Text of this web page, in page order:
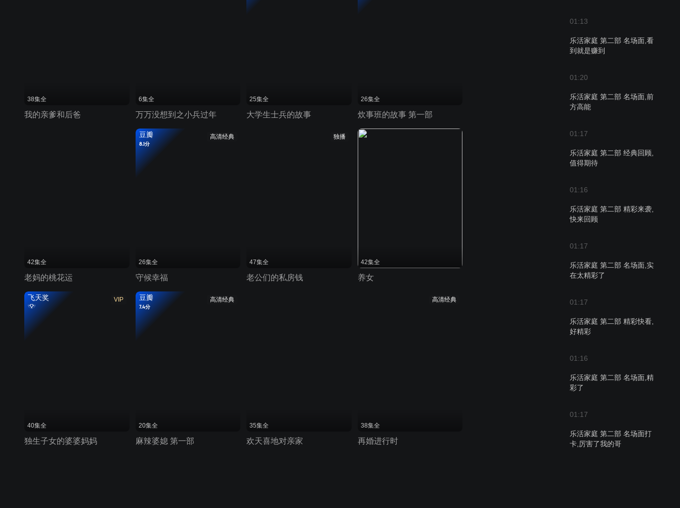
01:13
乐活家庭 第二部 名场面,看
到就是赚到
01:20
乐活家庭 第二部 名场面,前
方高能
01:17
乐活家庭 第二部 经典回顾,
值得期待
01:16
乐活家庭 第二部 精彩来袭,
快来回顾
01:17
乐活家庭 第二部 名场面,实
在太精彩了
01:17
乐活家庭 第二部 精彩快看,
好精彩
01:16
乐活家庭 第二部 名场面,精
彩了
01:17
乐活家庭 第二部 名场面打
卡,厉害了我的哥
38集全
我的亲爹和后爸
6集全
万万没想到之小兵过年
25集全
大学生士兵的故事
26集全
炊事班的故事 第一部
42集全
老妈的桃花运
高清经典
豆瓣
8.1分
26集全
守候幸福
独播
47集全
老公们的私房钱
42集全
养女
VIP
飞天奖
40集全
独生子女的婆婆妈妈
高清经典
豆瓣
7.4分
20集全
麻辣婆媳 第一部
35集全
欢天喜地对亲家
高清经典
38集全
再婚进行时